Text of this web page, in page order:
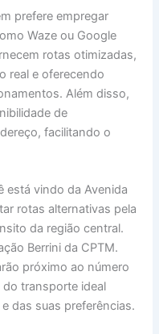
prefere empregar
Waze ou Google
rotas otimizadas,
real e oferecendo
Além disso,
de
facilitando o
está vindo da Avenida
rotas alternativas pela
da região central.
Berrini da CPTM.
próximo ao número
do transporte ideal
das suas preferências.